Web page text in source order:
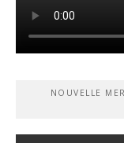
NOUVELLE